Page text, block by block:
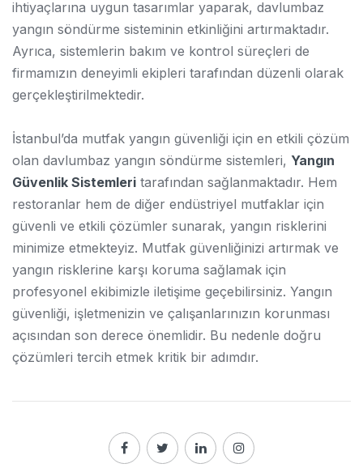
ihtiyaçlarına uygun tasarımlar yaparak, davlumbaz
yangın söndürme sisteminin etkinliğini artırmaktadır.
Ayrıca, sistemlerin bakım ve kontrol süreçleri de
firmamızın deneyimli ekipleri tarafından düzenli olarak
gerçekleştirilmektedir.
İstanbul’da mutfak yangın güvenliği için en etkili çözüm
olan davlumbaz yangın söndürme sistemleri, Yangın
Güvenlik Sistemleri tarafından sağlanmaktadır. Hem
restoranlar hem de diğer endüstriyel mutfaklar için
güvenli ve etkili çözümler sunarak, yangın risklerini
minimize etmekteyiz. Mutfak güvenliğinizi artırmak ve
yangın risklerine karşı koruma sağlamak için
profesyonel ekibimizle iletişime geçebilirsiniz. Yangın
güvenliği, işletmenizin ve çalışanlarınızın korunması
açısından son derece önemlidir. Bu nedenle doğru
çözümleri tercih etmek kritik bir adımdır.